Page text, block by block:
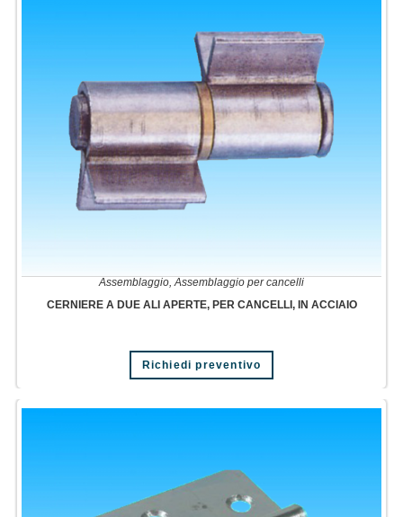
Assemblaggio Assemblaggio per cancelli
CERNIERE A DUE ALI APERTE, PER CANCELLI, IN ACCIAIO
Richiedi preventivo